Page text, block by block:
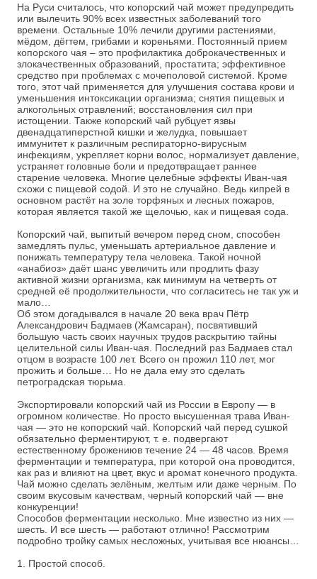
На Руси считалось, что копорский чай может предупредить
или вылечить 90% всех известных заболеваний того
времени. Остальные 10% лечили другими растениями,
мёдом, дёгтем, грибами и кореньями. Постоянный прием
копорского чая – это профилактика доброкачественных и
злокачественных образований, простатита; эффективное
средство при проблемах с мочеполовой системой. Кроме
того, этот чай применяется для улучшения состава крови и
уменьшения интоксикации организма; снятия пищевых и
алкогольных отравлений; восстановления сил при
истощении. Также копорский чай рубцует язвы
двенадцатиперстной кишки и желудка, повышает
иммунитет к различным респираторно-вирусным
инфекциям, укрепляет корни волос, нормализует давление,
устраняет головные боли и предотвращает раннее
старение человека. Многие целебные эффекты Иван-чая
схожи с пищевой содой. И это не случайно. Ведь кипрей в
основном растёт на золе торфяных и лесных пожаров,
которая является такой же щелочью, как и пищевая сода.
Копорский чай, выпитый вечером перед сном, способен
замедлять пульс, уменьшать артериальное давление и
понижать температуру тела человека. Такой ночной
«анабиоз» даёт шанс увеличить или продлить фазу
активной жизни организма, как минимум на четверть от
средней её продолжительности, что согласитесь не так уж и
мало…
Об этом догадывался в начале 20 века врач Пётр
Александрович Бадмаев (Жамсаран), посвятивший
большую часть своих научных трудов раскрытию тайны
целительной силы Иван-чая. Последний раз Бадмаев стал
отцом в возрасте 100 лет. Всего он прожил 110 лет, мог
прожить и больше… Но не дала ему это сделать
петроградская тюрьма.
Экспортировали копорский чай из России в Европу — в
огромном количестве. Но просто высушенная трава Иван-
чая — это не копорский чай. Копорский чай перед сушкой
обязательно ферментируют, т. е. подвергают
естественному брожениюв течение 24 — 48 часов. Время
ферментации и температура, при которой она проводится,
как раз и влияют на цвет, вкус и аромат конечного продукта.
Чай можно сделать зелёным, желтым или даже черным. По
своим вкусовым качествам, черный копорский чай — вне
конкуренции!
Способов ферментации несколько. Мне известно из них —
шесть. И все шесть — работают отлично! Рассмотрим
подробно тройку самых несложных, учитывая все нюансы…
1. Простой способ.